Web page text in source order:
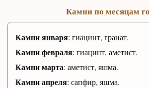
Камни по месяцам
Камни января: гиацинт, гранат.
Камни февраля: гиацинт, аметист.
Камни марта: аметист, яшма.
Камни апреля: сапфир, яшма.